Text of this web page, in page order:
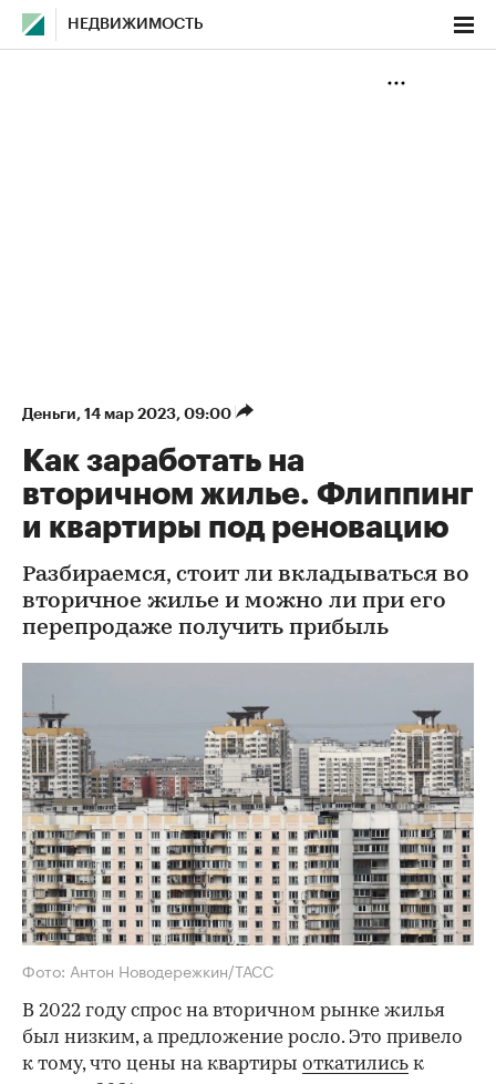
НЕДВИЖИМОСТЬ
Деньги⁠, 14 мар 2023, 09:00
Как заработать на
вторичном жилье. Флиппинг
и квартиры под реновацию
Разбираемся, стоит ли вкладываться во
вторичное жилье и можно ли при его
перепродаже получить прибыль
Фото: Антон Новодережкин/ТАСС
В 2022 году спрос на вторичном рынке жилья
был низким, а предложение росло. Это привело
к тому, что цены на квартиры откатились к